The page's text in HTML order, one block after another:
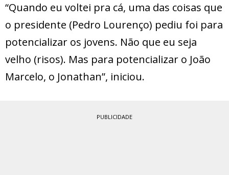
“Quando eu voltei pra cá, uma das coisas que
o presidente (Pedro Lourenço) pediu foi para
potencializar os jovens. Não que eu seja
velho (risos). Mas para potencializar o João
Marcelo, o Jonathan”, iniciou.
PUBLICIDADE